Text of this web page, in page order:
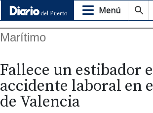
Menú
Marítimo
Fallece un estibador
accidente laboral en
de Valencia